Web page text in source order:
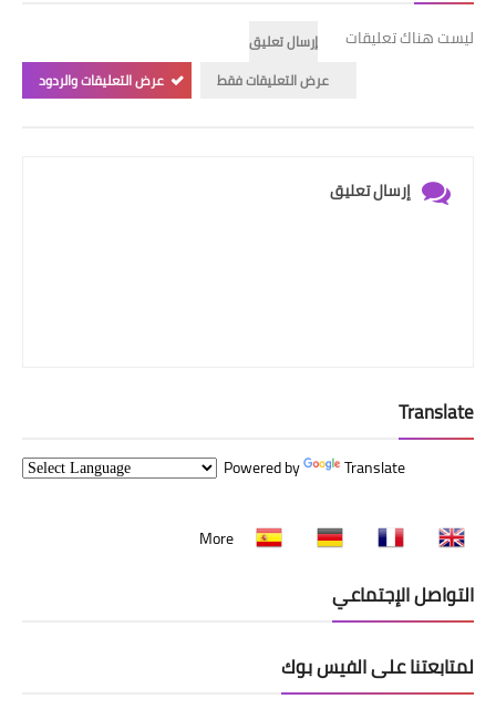
ليست هناك تعليقات
إرسال تعليق
عرض التعليقات فقط
عرض التعليقات والردود
إرسال تعليق
Translate
Powered by Translate
More
التواصل الإجتماعي
لمتابعتنا على الفيس بوك